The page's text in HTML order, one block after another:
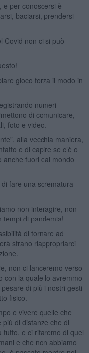
e per conoscersi è
baciarsi, prendersi
Covid non ci si può
gioco forza il modo in
numeri
di comunicare,
foto e video.
alla vecchia maniera,
e di capire se c’è o
anche fuori dal mondo
fare una scrematura
non interagire, non
tempi di pandemia!
di tornare ad
strano riappropriarci
non ci lanceremo verso
con la quale lo avremmo
di più i nostri gesti
fisico.
e vivere quelle che
più di distanze che di
tutto, e ci rifaremo di quel
e che non abbiamo